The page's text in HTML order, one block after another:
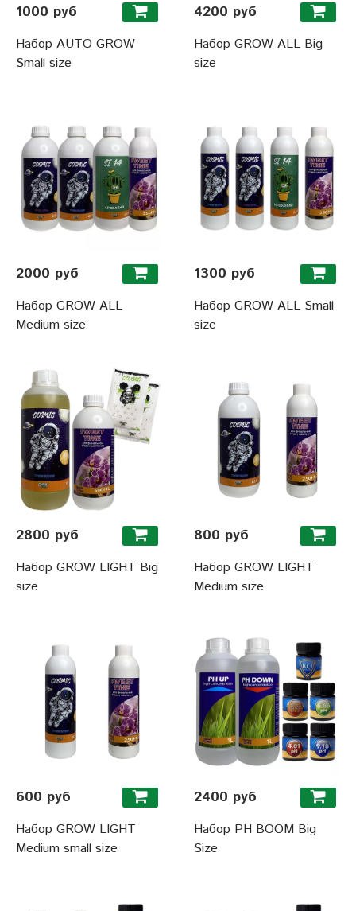
1000 руб
Набор AUTO GROW
Small size
4200 руб
Набор GROW ALL Big
size
2000 руб
Набор GROW ALL
Medium size
1300 руб
Набор GROW ALL Small
size
2800 руб
Набор GROW LIGHT Big
size
800 руб
Набор GROW LIGHT
Medium size
600 руб
Набор GROW LIGHT
Medium small size
2400 руб
Набор PH BOOM Big
Size